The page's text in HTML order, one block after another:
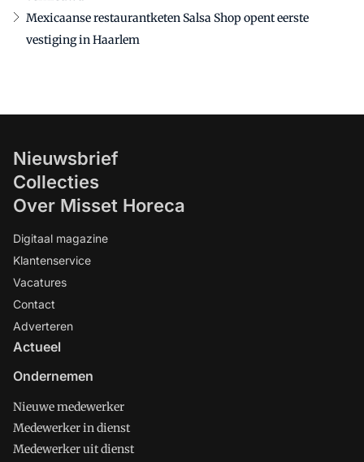
Mexicaanse restaurantketen Salsa Shop opent eerste
vestiging in Haarlem
Nieuwsbrief
Collecties
Over Misset Horeca
Digitaal magazine
Klantenservice
Vacatures
Contact
Adverteren
Actueel
Ondernemen
Nieuwe medewerker
Medewerker in dienst
Medewerker uit dienst